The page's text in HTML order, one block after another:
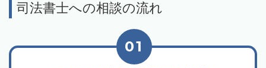
司法書士への相談の流れ
01